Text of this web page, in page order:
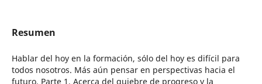
Resumen
Hablar del hoy en la formación, sólo del hoy es difícil para
todos nosotros. Más aún pensar en perspectivas hacia el
futuro. Parte 1. Acerca del quiebre de progreso y la